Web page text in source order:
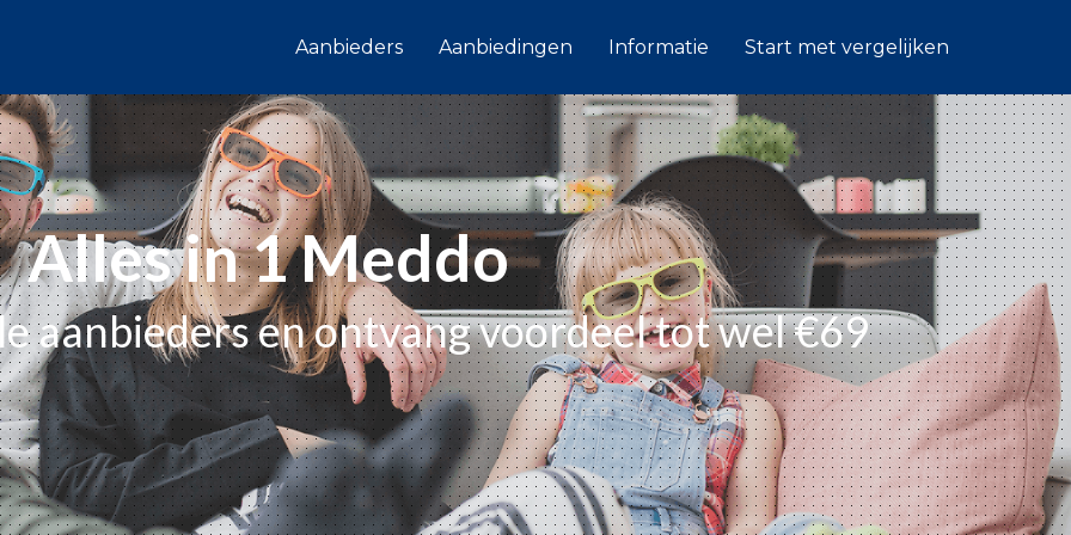
Aanbieders Aanbiedingen Informatie Start met vergelijken
Alles in 1 Meddo
aanbieders en ontvang voordeel tot wel €69